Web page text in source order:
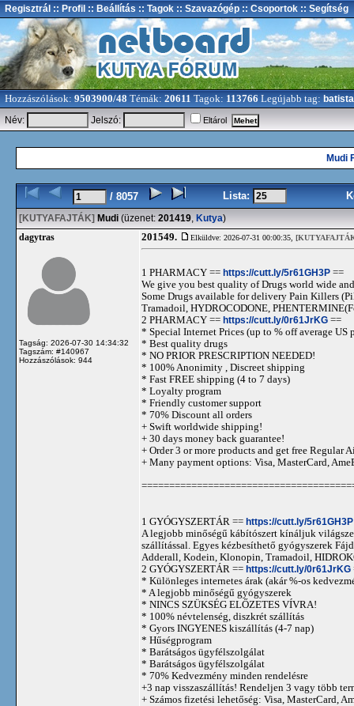
Regisztrál :: Profil :: Beállítás :: Tagok :: Szavazógép :: Csoportok :: Segítség
Hozzászólások: 9503900/48 Témák: 20611 Tagok: 113766 Legújabb tag: batista
Név:
Jelszó: Eltárol
Mudi
/ 8057 Lista:
[KUTYAFAJTÁK] Mudi (üzenet: 201419, Kutya)
dagytras
Tagság: 2026-07-30 14:34:32
Tagszám: #140967
Hozzászólások: 944
201549. Elküldve: 2026-07-31 00:00:35,
1 PHARMACY == https://cutt.ly/5r61GH3P ==
We give you best quality of Drugs world wide
Some Drugs available for delivery Pain Killers
Tramadoil, HYDROCODONE,
2 PHARMACY == https://cutt.ly/0r61JrKG ==
* Special Internet Prices (up to % off average US
* Best quality drugs
* NO PRIOR PRESCRIPTION NEEDED!
* 100% Anonimity , Discreet shipping
* Fast FREE shipping (4 to 7 days)
* Loyalty program
* Friendly customer support
* 70% Discount all orders
+ Swift worldwide shipping!
+ 30 days money back guarantee!
+ Order 3 or more products and get free Regular
+ Many payment options: Visa, MasterCard,
1 GYÓGYSZERTÁR == https://cutt.ly/5r61GH3P
A legjobb minőségű kábítószert kínáljuk
szállítással. Egyes kézbesíthető gyógyszerek
Adderall, Kodein, Klonopin, Tramadoil,
2 GYÓGYSZERTÁR == https://cutt.ly/0r61JrKG
* Különleges internetes árak (akár %-os
* A legjobb minőségű gyógyszerek
* NINCS SZÜKSÉG ELŐZETES VÍVRA!
* 100% névtelenség, diszkrét szállítás
* Gyors INGYENES kiszállítás (4-7 nap)
* Hűségprogram
* Barátságos ügyfélszolgálat
* Barátságos ügyfélszolgálat
* 70% Kedvezmény minden rendelésre
+3 nap visszaszállítás! Rendeljen 3 vagy több
+ Számos fizetési lehetőség: Visa, MasterCard,